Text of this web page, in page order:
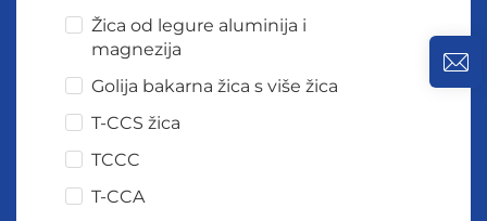
Žica od legure aluminija i
magnezija
Golija bakarna žica s više žica
T-CCS žica
TCCC
T-CCA